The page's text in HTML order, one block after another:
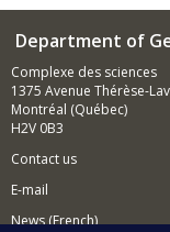
Department of
Complexe des sciences
1375 Avenue Thérèse-
Montréal (Québec)
H2V 0B3
Contact us
E-mail
News (French)